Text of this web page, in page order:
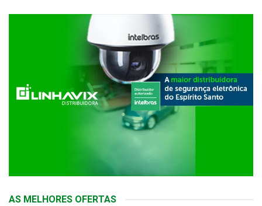
AS MELHORES OFERTAS